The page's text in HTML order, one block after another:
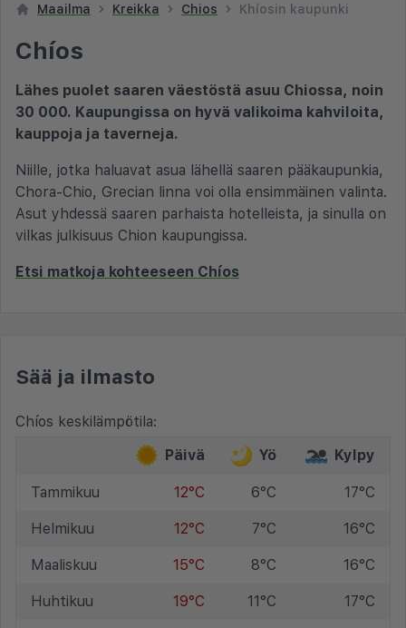
Maailma Kreikka Chios Khíosin kaupunki
Chíos
Lähes puolet saaren väestöstä asuu Chiossa, noin
30 000. Kaupungissa on hyvä valikoima kahviloita,
kauppoja ja taverneja.
Niille, jotka haluavat asua lähellä saaren pääkaupunkia,
Chora-Chio, Grecian linna voi olla ensimmäinen valinta.
Asut yhdessä saaren parhaista hotelleista, ja sinulla on
vilkas julkisuus Chion kaupungissa.
Etsi matkoja kohteeseen Chíos
Sää ja ilmasto
Chíos keskilämpötila:
Päivä
Yö Kylpy
Tammikuu 12°C 6°C 17°C
Helmikuu 12°C 7°C 16°C
Maaliskuu 15°C 8°C 16°C
Huhtikuu 19°C 11°C 17°C